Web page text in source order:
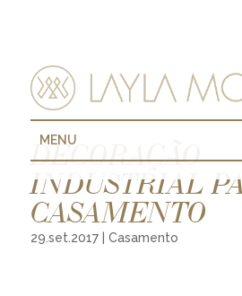
MENU
DECORAÇÃO
INDUSTRIAL
CASAMENTO
29.set.2017| Casamento